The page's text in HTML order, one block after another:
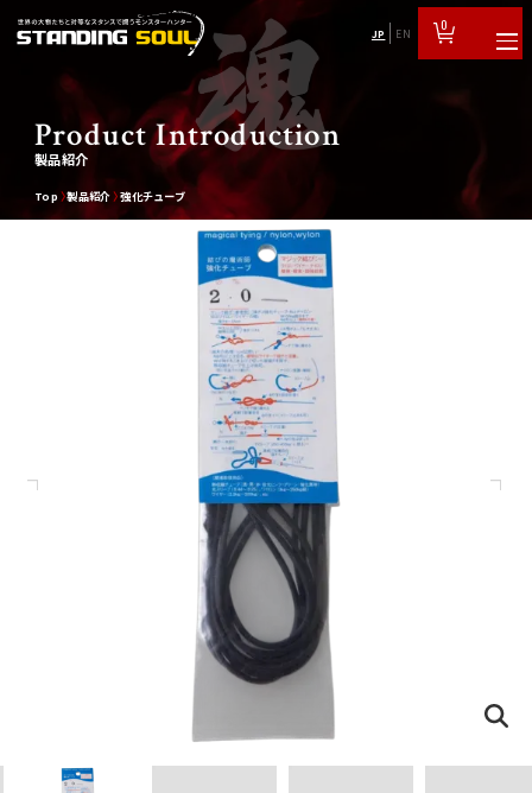
JP EN 0
Product Introduction
製品紹介
Top 製品紹介 強化チューブ